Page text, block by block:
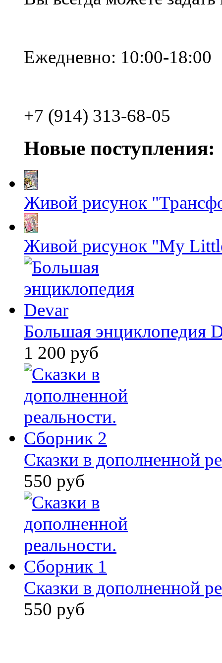
Ежедневно: 10:00-18:00
+7 (914) 313-68-05
Новые поступления:
Живой рисунок
Живой рисунок "My
Большая энциклопедия
1 200 руб
Сказки в дополненной
550 руб
Сказки в дополненной
550 руб